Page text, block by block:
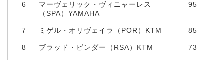
6
マーヴェリック・ヴィニャーレス
（SPA）YAMAHA
95
7 ミゲル・オリヴェイラ（POR）KTM 85
8 ブラッド・ビンダー（RSA）KTM 73